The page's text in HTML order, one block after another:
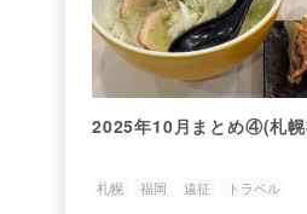
2025年10月まとめ④(札
札幌 福岡 遠征 トラベル